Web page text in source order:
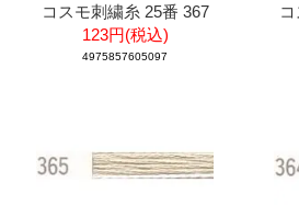
コスモ刺繍糸 25番 367
123円(税込)
4975857605097